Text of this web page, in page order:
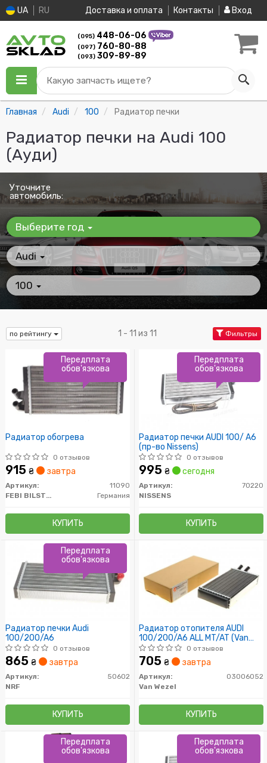
UA RU Доставка и оплата Контакты Вход
(095) 448-06-06
(097) 760-80-88
(093) 309-89-89
Какую запчасть ищете?
Главная Audi 100 Радиатор печки
Радиатор печки на Audi 100
(Ауди)
Уточните
автомобиль:
Выберите год
Audi
100
по рейтингу 1 - 11 из 11 Фильтры
Радиатор обогрева
0 отзывов
915 ₴ завтра
Артикул:
11090
FEBI BILSTEIN
Германия
КУПИТЬ
Передплата
обов'язкова
Радиатор печки AUDI 100/ A6
(пр-во Nissens)
0 отзывов
995 ₴ сегодня
Артикул:
70220
NISSENS
КУПИТЬ
Передплата
обов'язкова
Радиатор печки Audi
100/200/A6
0 отзывов
865 ₴ завтра
Артикул:
50602
NRF
КУПИТЬ
Передплата
обов'язкова
Радиатор отопителя AUDI
100/200/A6 ALL MT/AT (Van
Wezel)
0 отзывов
705 ₴ завтра
Артикул:
03006052
Van Wezel
КУПИТЬ
Передплата
обов'язкова
Передплата
обов'язкова